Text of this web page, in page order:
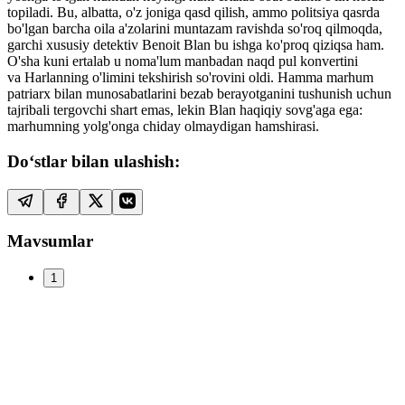
topiladi. Bu, albatta, o'z joniga qasd qilish, ammo politsiya qasrda
bo'lgan barcha oila a'zolarini muntazam ravishda so'roq qilmoqda,
garchi xususiy detektiv Benoit Blan bu ishga ko'proq qiziqsa ham.
O'sha kuni ertalab u noma'lum manbadan naqd pul konvertini
va Harlanning o'limini tekshirish so'rovini oldi. Hamma marhum
patriarx bilan munosabatlarini bezab berayotganini tushunish uchun
tajribali tergovchi shart emas, lekin Blan haqiqiy sovg'aga ega:
marhumning yolg'onga chiday olmaydigan hamshirasi.
Do‘stlar bilan ulashish:
Mavsumlar
1